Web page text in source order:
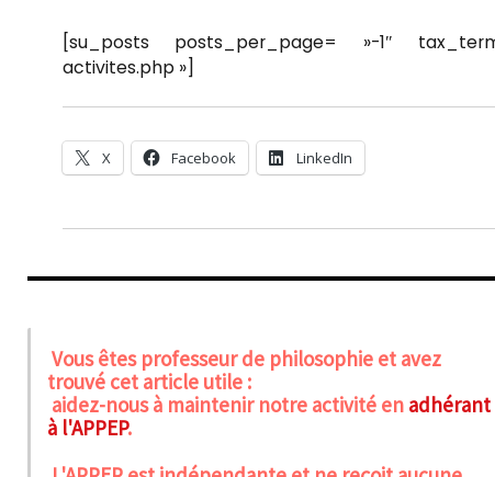
[su_posts posts_per_page= »-1″
activites.php »]
X Facebook LinkedIn
Vous êtes professeur de philosophie et avez
trouvé cet article utile :
aidez-nous à maintenir notre activité en adhérant
à l'APPEP.